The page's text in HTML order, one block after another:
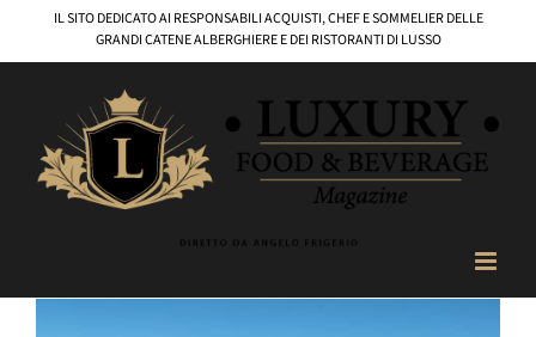
contenuto
IL SITO DEDICATO AI RESPONSABILI ACQUISTI, CHEF E SOMMELIER DELLE
GRANDI CATENE ALBERGHIERE E DEI RISTORANTI DI LUSSO